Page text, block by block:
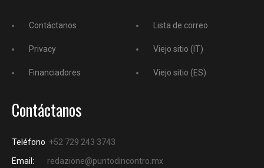
Contáctanos
Privacy
Financiadores
Lista de correo
Viejo sitio (IT)
Viejo sitio (ES)
Contáctanos
Teléfono +52 729 243 3743
Email:
redazione@puntodincontro.mx